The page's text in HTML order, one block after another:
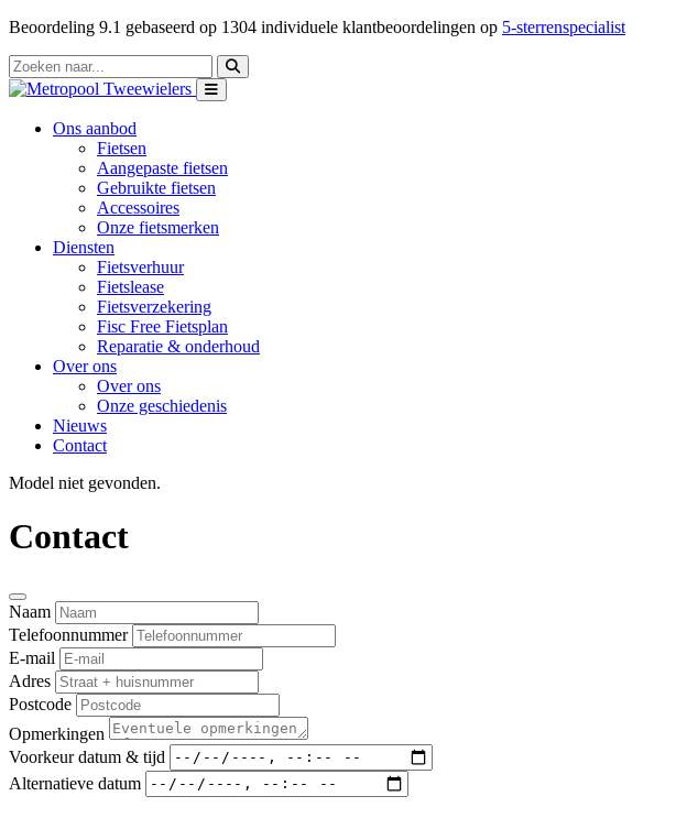
Beoordeling 9.1 gebaseerd op 1304 individuele klantbeoordelingen op 5-sterrenspecialist
Ons aanbod
Fietsen
Aangepaste fietsen
Gebruikte fietsen
Accessoires
Onze fietsmerken
Diensten
Fietsverhuur
Fietslease
Fietsverzekering
Fisc Free Fietsplan
Reparatie & onderhoud
Over ons
Over ons
Onze geschiedenis
Nieuws
Contact
Model niet gevonden.
Contact
Naam
Telefoonnummer
E-mail
Adres
Postcode
Opmerkingen
Voorkeur datum & tijd
Alternatieve datum